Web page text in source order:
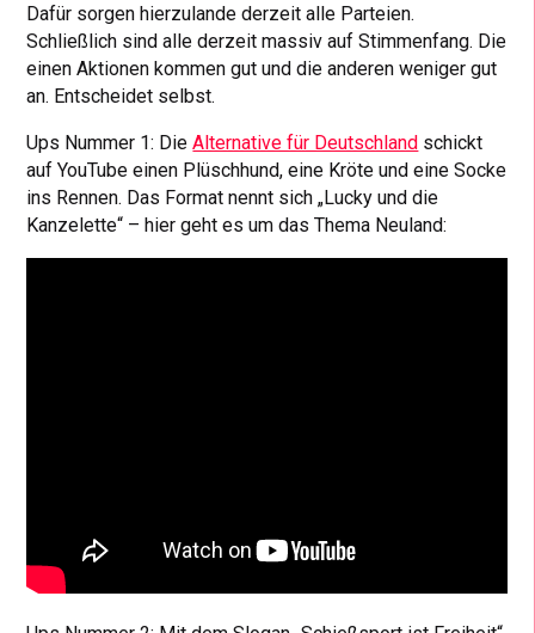
Dafür sorgen hierzulande derzeit alle Parteien.
Schließlich sind alle derzeit massiv auf Stimmenfang. Die
einen Aktionen kommen gut und die anderen weniger gut
an. Entscheidet selbst.
Ups Nummer 1: DieAlternative für Deutschland schickt
auf YouTube einen Plüschhund, eine Kröte und eine Socke
ins Rennen. Das Format nennt sich „Lucky und die
Kanzelette“ – hier geht es um das Thema Neuland: